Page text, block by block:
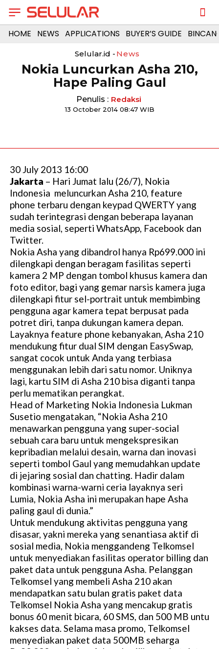
HOME NEWS APPLICATIONS BUYER’S GUIDE
Selular.id - News
Nokia Luncurkan Asha 210,
Hape Paling Gaul
Penulis : Redaksi
13 October 2014 08:47 WIB
30 July 2013 16:00
Jakarta – Hari Jumat lalu (26/7), Nokia
Indonesia meluncurkan Asha 210, feature
phone terbaru dengan keypad QWERTY yang
sudah terintegrasi dengan beberapa layanan
media sosial, seperti WhatsApp, Facebook dan
Twitter.
Nokia Asha yang dibandrol hanya Rp699.000 ini
dilengkapi dengan beragam fasilitas seperti
kamera 2 MP dengan tombol khusus kamera dan
foto editor, bagi yang gemar narsis kamera juga
dilengkapi fitur sel-portrait untuk membimbing
pengguna agar kamera tepat berpusat pada
potret diri, tanpa dukungan kamera depan.
Layaknya feature phone kebanyakan, Asha 210
mendukung fitur dual SIM dengan EasySwap,
sangat cocok untuk Anda yang terbiasa
menggunakan lebih dari satu nomor. Uniknya
lagi, kartu SIM di Asha 210 bisa diganti tanpa
perlu mematikan perangkat.
Head of Marketing Nokia Indonesia Lukman
Susetio mengatakan, “Nokia Asha 210
menawarkan pengguna yang super-social
sebuah cara baru untuk mengekspresikan
kepribadian melalui desain, warna dan inovasi
seperti tombol Gaul yang memudahkan update
di jejaring sosial dan chatting. Hadir dalam
kombinasi warna-warni ceria layaknya seri
Lumia, Nokia Asha ini merupakan hape Asha
paling gaul di dunia.”
Untuk mendukung aktivitas pengguna yang
disasar, yakni mereka yang senantiasa aktif di
sosial media, Nokia menggandeng Telkomsel
untuk menyediakan fasilitas operator billing dan
paket data untuk pengguna Asha. Pelanggan
Telkomsel yang membeli Asha 210 akan
mendapatkan satu bulan gratis paket data
Telkomsel Nokia Asha yang mencakup gratis
bonus 60 menit bicara, 60 SMS, dan 500 MB untu
kakses data. Selama masa promo, Telkomsel
menyediakan paket data 500MB seharga